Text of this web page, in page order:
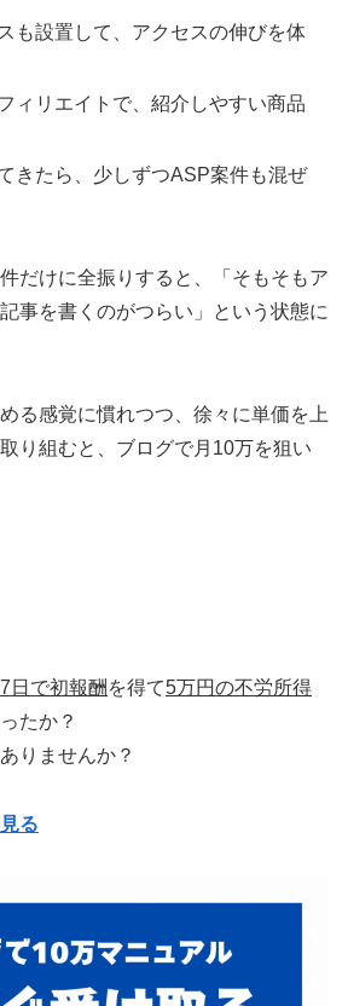
も設置して、アクセスの伸びを体
ィリエイトで、紹介しやすい商品
きたら、少しずつASP案件も混ぜ
だけに全振りすると、「そもそもア
事を書くのがつらい」という状態に
る感覚に慣れつつ、徐々に単価を上
り組むと、ブログで月10万を狙い
7日で初報酬 を得て5万円の不労所得
たか？
りませんか？
る